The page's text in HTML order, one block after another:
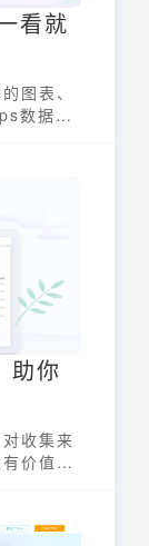
看就
图表、
数据可
格功能
将深入
视化，
助你
收集来
价值的
数据中